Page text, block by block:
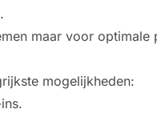
maar voor optimale
mogelijkheden: